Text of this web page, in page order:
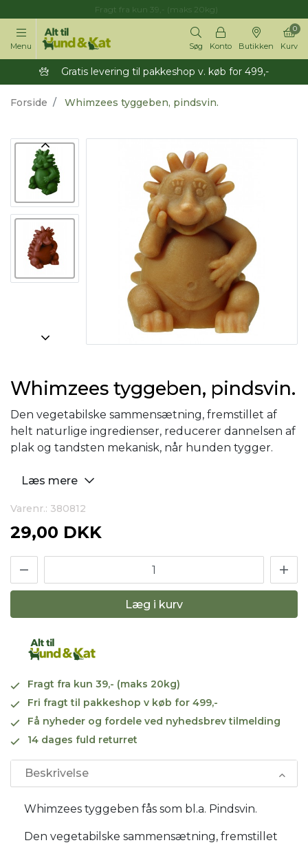
Fragt fra kun 39,- (maks 20kg)
Menu Søg Konto Butikken Kurv
0
Gratis levering til pakkeshop v. køb for 499,-
Forside Whimzees tyggeben, pindsvin.
Whimzees tyggeben, pindsvin.
Den vegetabilske sammensætning, fremstillet af
helt naturlige ingredienser, reducerer dannelsen af
plak og tandsten mekanisk, når hunden tygger.
Læs mere
Varenr.: 380812
29,00 DKK
Læg i kurv
Fragt fra kun 39,- (maks 20kg)
Fri fragt til pakkeshop v køb for 499,-
Få nyheder og fordele ved nyhedsbrev tilmelding
14 dages fuld returret
Beskrivelse
Whimzees tyggeben fås som bl.a. Pindsvin.
Den vegetabilske sammensætning, fremstillet